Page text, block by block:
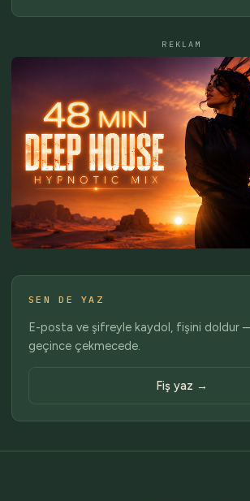
REKLAM
SEN DE YAZ
E-posta ve şifreyle kaydol, fişini doldur
geçince çekmecede.
Fiş yaz →